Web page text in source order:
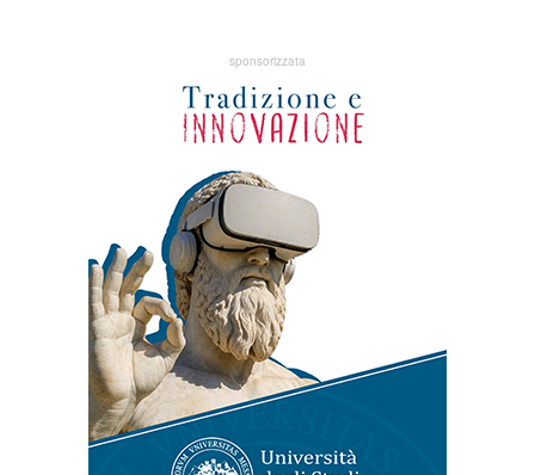
sponsorizzata